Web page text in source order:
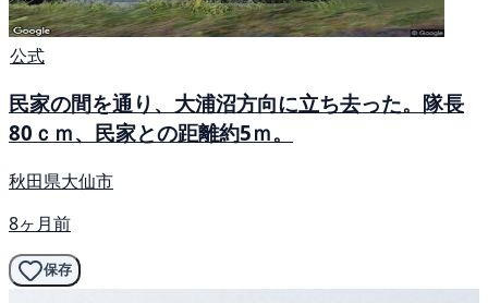
公式
民家の間を通り、大浦沼方向に立ち去った。隊長
80ｃｍ、民家との距離約5ｍ。
秋田県大仙市
8ヶ月前
保存